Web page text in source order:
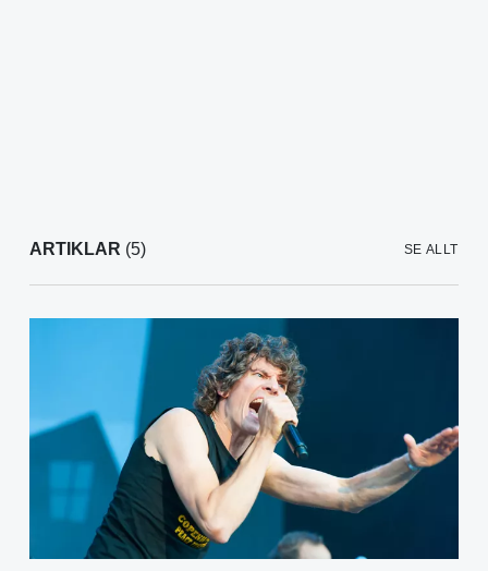
ARTIKLAR (5) SE ALLT